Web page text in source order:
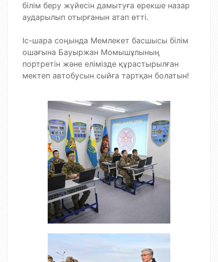
білім беру жүйесін дамытуға ерекше назар
аударылып отырғанын атап өтті.
Іс-шара соңында Мемлекет басшысы білім
ошағына Бауыржан Момышұлының
портретін және елімізде құрастырылған
мектеп автобусын сыйға тартқан болатын!